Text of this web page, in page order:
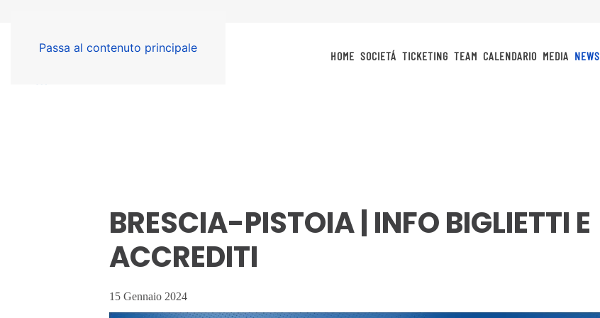
Passa al contenuto principale
HOME SOCIETÁ TICKETING TEAM CALENDARIO MEDIA NEWS
BRESCIA-PISTOIA | INFO BIGLIETTI E
ACCREDITI
15 Gennaio 2024